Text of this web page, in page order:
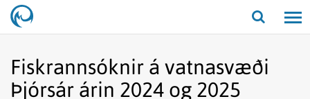
Opna/
Fiskrannsóknir á vatnasvæði
Þjórsár árin 2024 og 2025